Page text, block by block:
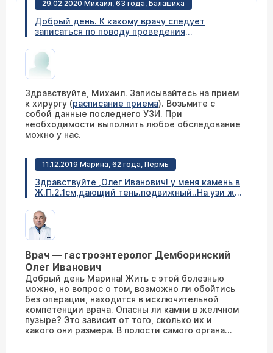
29.02.2020 Михаил, 63 года, Балашиха
Добрый день. К какому врачу следует
записаться по поводу проведения
хирургу или сначала гастроэнтерологу?
Диагноз установлен - калькулезный
холецистит. Нужно ли иметь на первичном
полуторамесячной давности)? Можно ли при
необходимости оперативно сделать у вас УЗИ
до приема специалиста? С уважением.
Здравствуйте, Михаил. Записывайтесь на прием
к хирургу (расписание приема). Возьмите с
собой данные последнего УЗИ. При
необходимости выполнить любое обследование
можно у нас.
11.12.2019 Марина, 62 года, Пермь
Здравствуйте ,Олег Иванович! у меня камень в
Ж.П.2.1см,дающий тень.подвижный..На узи ж.п
были в 16 и 17г приступы. Сейчас пока все
спокойно. Анализы хорошие. Можно ли без
операции жить с таким желчным пузырем? На
боюсь общего наркоза, даже не помог
психолог. Спасибо.
Врач — гастроэнтеролог Демборинский
Олег Иванович
Добрый день Марина! Жить с этой болезнью
можно, но вопрос о том, возможно ли обойтись
без операции, находится в исключительной
компетенции врача. Опасны ли камни в желчном
пузыре? Это зависит от того, сколько их и
какого они размера. В полости самого органа